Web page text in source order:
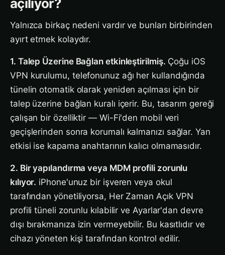
açılıyor?
Yalnızca birkaç nedeni vardır ve bunları birbirinden
ayırt etmek kolaydır.
1. Talep Üzerine Bağlan etkinleştirilmiş. Çoğu iOS
VPN kurulumu, telefonunuz ağı her kullandığında
tünelin otomatik olarak yeniden açılması için bir
talep üzerine bağlan kuralı içerir. Bu, tasarım gereği
çalışan bir özelliktir — Wi-Fi'den mobil veri
geçişlerinden sonra korumalı kalmanızı sağlar. Yan
etkisi ise kapama anahtarının kalıcı olmamasıdır.
2. Bir yapılandırma veya MDM profili zorunlu
kılıyor. iPhone'unuz bir işveren veya okul
tarafından yönetiliyorsa, Her Zaman Açık VPN
profili tüneli zorunlu kılabilir ve Ayarlar'dan devre
dışı bırakmanıza izin vermeyebilir. Bu kasıtlıdır ve
cihazı yöneten kişi tarafından kontrol edilir.